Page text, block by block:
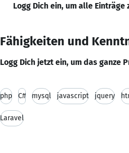
Logg Dich ein, um alle Einträge
Fähigkeiten und
Logg Dich jetzt ein, um das ganze
php C# mysql javascript jquery
Laravel